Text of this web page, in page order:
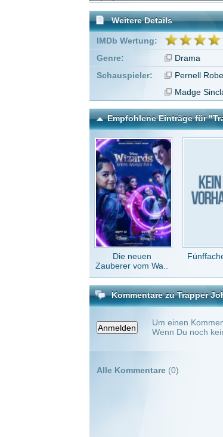
Die neuen
Zauberer vom Wa..
Fünffache Rache
Kommentare zu Trapper John, M.D.
Um einen Kommentar abzugeben
Wenn Du noch kein Konto bei uns
Alle Kommentare(0)